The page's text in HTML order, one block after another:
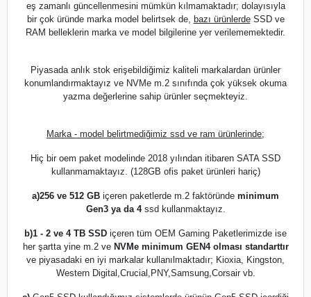
eş zamanlı güncellenmesini mümkün kılmamaktadır; dolayısıyla
bir çok üründe marka model belirtsek de, bazı ürünlerdeSSD ve
RAM belleklerin marka ve model bilgilerine yer verilememektedir.
Piyasada anlık stok erişebildiğimiz kaliteli markalardan ürünler
konumlandırmaktayız ve NVMe m.2 sınıfında çok yüksek okuma
yazma değerlerine sahip ürünler seçmekteyiz.
Marka - model belirtmediğimiz ssd ve ram ürünlerinde;
Hiç bir oem paket modelinde 2018 yılından itibaren SATA SSD
kullanmamaktayız. (128GB ofis paket ürünleri hariç)
a)256 ve 512 GB içeren paketlerde m.2 faktöründe minimum
Gen3 ya da 4ssd kullanmaktayız.
b)1 - 2 ve 4 TB SSD içeren tüm OEM Gaming Paketlerimizde ise
her şartta yine m.2 ve NVMe minimum GEN4 olması standarttır
ve piyasadaki en iyi markalar kullanılmaktadır; Kioxia, Kingston,
Western Digital,Crucial,PNY,Samsung,Corsair vb.